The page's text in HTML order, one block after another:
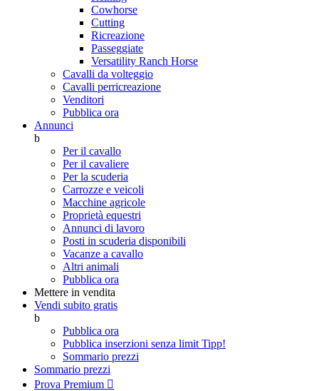
Cowhorse
Cutting
Ricreazione
Passeggiate
Versatility Ranch Horse
Cavalli da volteggio
Cavalli perricreazione
Venditori
Pubblica ora
Annunci
b
Per il cavallo
Per il cavaliere
Per la scuderia
Carrozze e veicoli
Macchine agricole
Proprietà equestri
Annunci di lavoro
Posti in scuderia disponibili
Vacanze a cavallo
Altri animali
Pubblica ora
Mettere in vendita
Vendi subito gratis
b
Pubblica ora
Pubblica inserzioni senza limit Tipp!
Sommario prezzi
Sommario prezzi
Prova Premium 